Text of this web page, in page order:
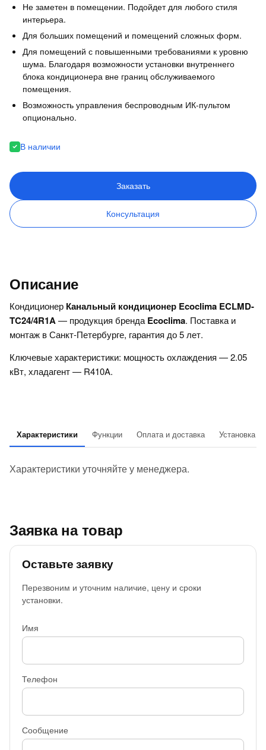
Не заметен в помещении. Подойдет для любого стиля
интерьера.
Для больших помещений и помещений сложных форм.
Для помещений с повышенными требованиями к уровню
шума. Благодаря возможности установки внутреннего
блока кондиционера вне границ обслуживаемого
помещения.
Возможность управления беспроводным ИК-пультом
опционально.
В наличии
Заказать
Консультация
Описание
Кондиционер Канальный кондиционер Ecoclima ECLMD-
TC24/4R1A— продукция бренда Ecoclima. Поставка и
монтаж в Санкт-Петербурге, гарантия до 5 лет.
Ключевые характеристики: мощность охлаждения — 2.05
кВт, хладагент — R410A.
Характеристики Функции Оплата и доставка Установка
Характеристики уточняйте у менеджера.
Заявка на товар
Оставьте заявку
Перезвоним и уточним наличие, цену и сроки
установки.
Имя
Телефон
Сообщение